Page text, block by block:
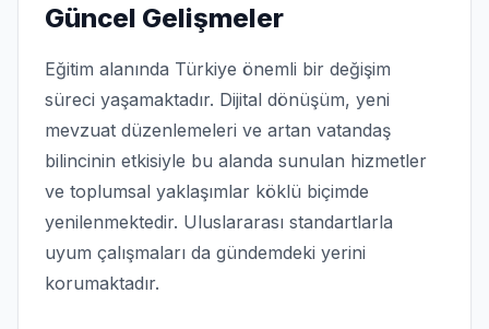
Güncel Gelişmeler
Eğitim alanında Türkiye önemli bir değişim
süreci yaşamaktadır. Dijital dönüşüm, yeni
mevzuat düzenlemeleri ve artan vatandaş
bilincinin etkisiyle bu alanda sunulan hizmetler
ve toplumsal yaklaşımlar köklü biçimde
yenilenmektedir. Uluslararası standartlarla
uyum çalışmaları da gündemdeki yerini
korumaktadır.